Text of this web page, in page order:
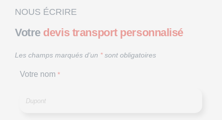
NOUS ÉCRIRE
Votre devis transport personnalisé
Les champs marqués d’un *sont obligatoires
Votre nom *